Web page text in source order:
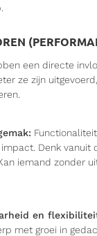
een directe
ze zijn
Denk vanuit
iemand zonder
en
met groei in